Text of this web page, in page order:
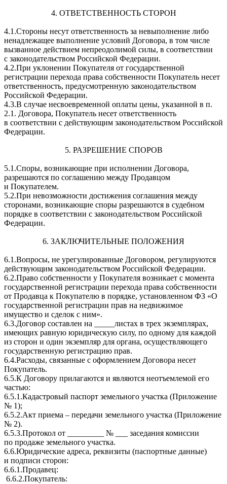
4. ОТВЕТСТВЕННОСТЬ СТОРОН
4.1.Стороны несут ответственность за невыполнение либо
ненадлежащее выполнение условий Договора, в том числе
вызванное действием непреодолимой силы, в соответствии
с законодательством Российской Федерации.
4.2.При уклонении Покупателя от государственной
регистрации перехода права собственности Покупатель несет
ответственность, предусмотренную законодательством
Российской Федерации.
4.3.В случае несвоевременной оплаты цены, указанной в п.
2.1. Договора, Покупатель несет ответственность
в соответствии с действующим законодательством Российской
Федерации.
5. РАЗРЕШЕНИЕ СПОРОВ
5.1.Споры, возникающие при исполнении Договора,
разрешаются по соглашению между Продавцом
и Покупателем.
5.2.При невозможности достижения соглашения между
сторонами, возникающие споры разрешаются в судебном
порядке в соответствии с законодательством Российской
Федерации.
6. ЗАКЛЮЧИТЕЛЬНЫЕ ПОЛОЖЕНИЯ
6.1.Вопросы, не урегулированные Договором, регулируются
действующим законодательством Российской Федерации.
6.2.Право собственности у Покупателя возникает с момента
государственной регистрации перехода права собственности
от Продавца к Покупателю в порядке, установленном ФЗ «О
государственной регистрации прав на недвижимое
имущество и сделок с ним».
6.3.Договор составлен на _____листах в трех экземплярах,
имеющих равную юридическую силу, по одному для каждой
из сторон и один экземпляр для органа, осуществляющего
государственную регистрацию прав.
6.4.Расходы, связанные с оформлением Договора несет
Покупатель.
6.5.К Договору прилагаются и являются неотъемлемой его
частью:
6.5.1.Кадастровый паспорт земельного участка (Приложение
№ 1);
6.5.2.Акт приема – передачи земельного участка (Приложение
№ 2).
6.5.3.Протокол от _________ № ___ заседания комиссии
по продаже земельного участка.
6.6.Юридические адреса, реквизиты (паспортные данные)
и подписи сторон:
6.6.1.Продавец:
6.6.2.Покупатель: